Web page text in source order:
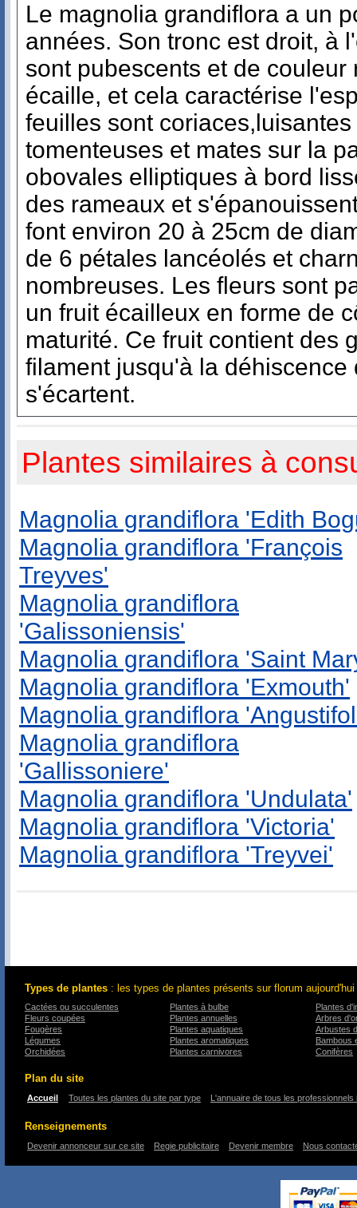
Le magnolia grandiflora a un
années. Son tronc est droit, à
sont pubescents et de
écaille, et cela caractérise
feuilles sont
tomenteuses et mates sur la
obovales elliptiques à bord
des rameaux et
font environ 20 à 25cm de
de 6 pétales lancéolés et
nombreuses. Les fleurs sont
un fruit écailleux en forme de
maturité. Ce fruit contient des
filament jusqu'à la
s'écartent.
Plantes similaires à
Magnolia grandiflora 'Edith
Magnolia grandiflora 'François
Treyves'
Magnolia grandiflora
'Galissoniensis'
Magnolia grandiflora 'Saint
Magnolia grandiflora 'Exmouth'
Magnolia grandiflora
Magnolia grandiflora
'Gallissoniere'
Magnolia grandiflora 'Undulata'
Magnolia grandiflora 'Victoria'
Magnolia grandiflora 'Treyvei'
Types de plantes : les types de plantes présents sur florum
Cactées ou succulentes
Fleurs coupées
Fougères
Légumes
Orchidées
Plantes à bulbe
Plantes annuelles
Plantes aquatiques
Plantes aromatiques
Plantes carnivores
Plantes
Arbres
Arbustes
Bambous
Conifères
Plan du site
Accueil Toutes les plantes du site par type L'annuaire de tous les
Renseignements
Devenir annonceur sur ce site Regie publicitaire Devenir membre Nous